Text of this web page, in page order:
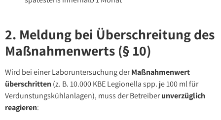
2. Meldung bei Überschreitung des
Maßnahmenwerts (§ 10)
Wird bei einer Laboruntersuchung derMaßnahmenwert
überschritten (z. B. 10.000 KBE Legionella spp. je 100 ml für
Verdunstungskühlanlagen), muss der Betreiberunverzüglich
reagieren: